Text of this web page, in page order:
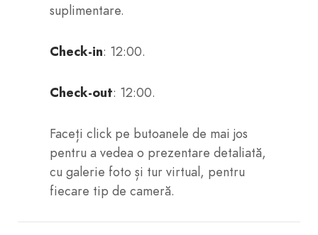
suplimentare.
Check-in: 12:00.
Check-out: 12:00.
Faceți click pe butoanele de mai jos
pentru a vedea o prezentare detaliată,
cu galerie foto și tur virtual, pentru
fiecare tip de cameră.